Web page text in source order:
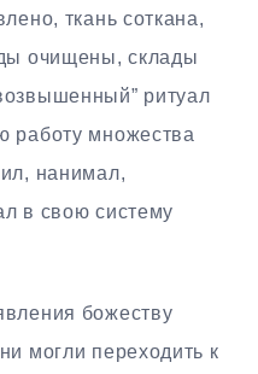
ткань соткана,
очищены, склады
ритуал
работу множества
нанимал,
в свою систему
божеству
могли переходить к